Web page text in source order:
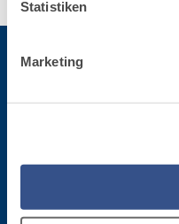
Statistiken
Marketing
Für die